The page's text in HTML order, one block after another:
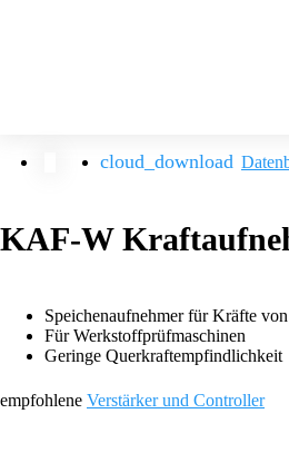
KAF-W
Speichenaufnehmer für Kräfte
Für Werkstoffprüfmaschinen
Geringe Querkraftempfindlichkeit
empfohlene Verstärker und Controller